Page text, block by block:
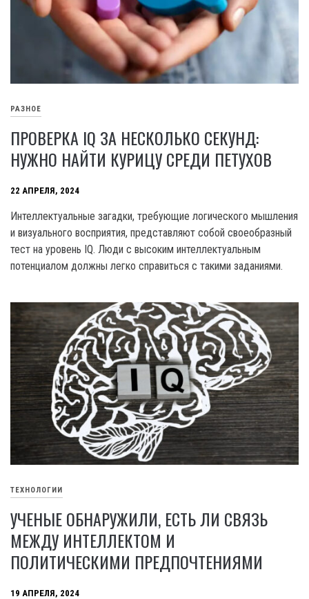
РАЗНОЕ
ПРОВЕРКА IQ ЗА НЕСКОЛЬКО СЕКУНД:
НУЖНО НАЙТИ КУРИЦУ СРЕДИ ПЕТУХОВ
22 АПРЕЛЯ, 2024
Интеллектуальные загадки, требующие логического мышления
и визуального восприятия, представляют собой своеобразный
тест на уровень IQ. Люди с высоким интеллектуальным
потенциалом должны легко справиться с такими заданиями.
ТЕХНОЛОГИИ
УЧЕНЫЕ ОБНАРУЖИЛИ, ЕСТЬ ЛИ СВЯЗЬ
МЕЖДУ ИНТЕЛЛЕКТОМ И
ПОЛИТИЧЕСКИМИ ПРЕДПОЧТЕНИЯМИ
19 АПРЕЛЯ, 2024